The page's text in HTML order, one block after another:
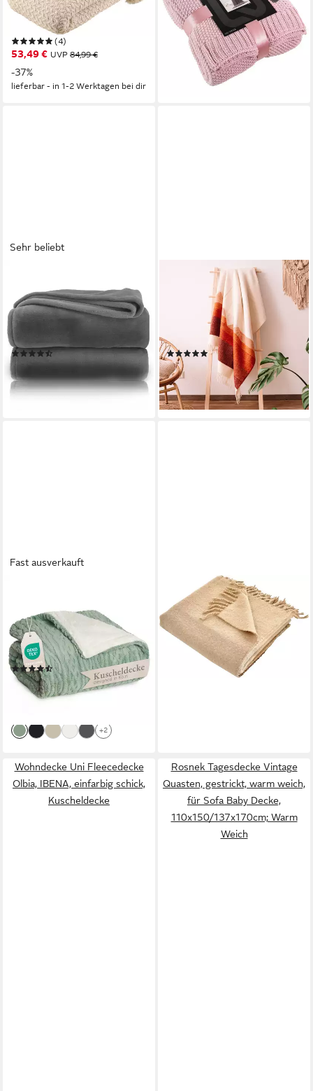
weich, Wohndecke, Plaid,
Überwurf
(4)
53,49 € UVP 84,99 €
-37%
lieferbar - in 1-2 Werktagen bei dir
kuschelige Sofadecke
Bettüberwurf
32,99 € UVP39,99 €
lieferbar - in 3-4 Werktagen bei dir
Sehr beliebt
Wohndecke Premium Super
Soft Flanell Kuscheldecke
Sofadecke, super weich und
flauschig, Allergiker geeignet,
atmungsaktiv(417)
ab 19,99 €
lieferbar - in 2-3 Werktagen bei dir
STEPPENWOLLE
Wohndecke JAVA,
Nachhaltige Kuscheldecke
130x200cm, Made in EU aus
100% Schurwolle
(1)
149,00 € UVP179,00 €
-17%
lieferbar - in 2-3 Werktagen bei dir
Fast ausverkauft
zertifizierte waschbare Wohn-
& Kuscheldecke, mit weicher
Sherpa-Innenseite
(129)
ab 26,99 € UVP 32,99 €
+2
OTTO HOME
Wohndecke Bouclé
garngefärbt, mit Farbverlauf
44,49 €
UVP79,99 €
lieferbar - in 4-5 Werktagen bei dir
Wohndecke Uni Fleecedecke
Olbia, IBENA, einfarbig schick,
Kuscheldecke
Rosnek Tagesdecke Vintage
Quasten, gestrickt, warm weich,
für Sofa Baby Decke,
110x150/137x170cm; Warm
Weich